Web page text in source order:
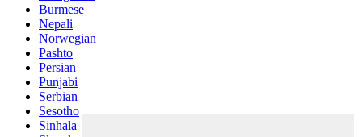
Burmese
Nepali
Norwegian
Pashto
Persian
Punjabi
Serbian
Sesotho
Sinhala